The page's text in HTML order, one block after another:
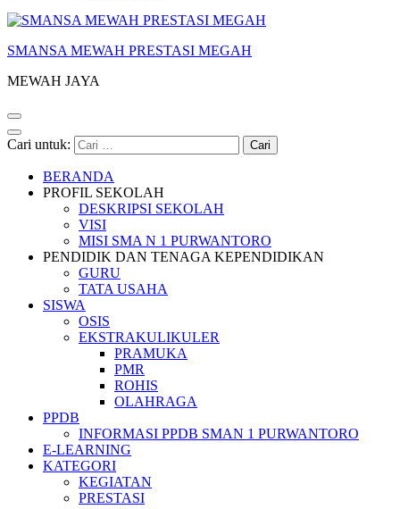
SMANSA MEWAH PRESTASI MEGAH
MEWAH JAYA
Cari untuk:
BERANDA
PROFIL SEKOLAH
DESKRIPSI SEKOLAH
VISI
MISI SMA N 1 PURWANTORO
PENDIDIK DAN TENAGA KEPENDIDIKAN
GURU
TATA USAHA
SISWA
OSIS
EKSTRAKULIKULER
PRAMUKA
PMR
ROHIS
OLAHRAGA
PPDB
INFORMASI PPDB SMAN 1 PURWANTORO
E-LEARNING
KATEGORI
KEGIATAN
PRESTASI